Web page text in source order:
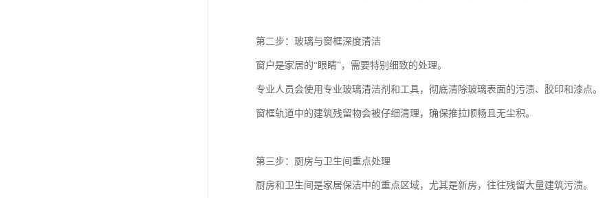
第二步：玻璃与窗框深度清洁
窗户是家居的“眼睛”，需要特别细致的处理。
专业人员会使用专业玻璃清洁剂和工具，彻底清除玻璃表面的污渍、胶印和漆点。
窗框轨道中的建筑残留物会被仔细清理，确保推拉顺畅且无尘积。
第三步：厨房与卫生间重点处理
厨房和卫生间是家居保洁中的重点区域，尤其是新房，往往残留大量建筑污渍。